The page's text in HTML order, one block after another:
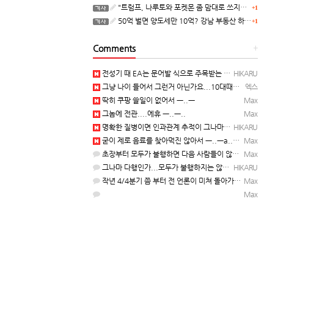
+1
"트럼프, 나루토와 포켓몬 좀 맘대로 쓰지마" 日 정부, 여러번 '공식 우려' 표명
+1
50억 벌면 양도세만 10억? 강남 부동산 하는 말이..
+
Comments
HIKARU
전성기 때 EA는 문어발 식으로 주목받는 개발 스튜디오 흡수하고, 빙신....만들어서 내다 버리는 걸로 유명…
엑스
그냥 나이 들어서 그런거 아닌가요...10대때부터 20대떄까지 관찰한거면 몰라도...
Max
딱히 쿠팡 쓸일이 없어서 ㅡ..ㅡ
Max
그놈에 전관....에휴 ㅡ..ㅡ..
HIKARU
명확한 질병이면 인과관계 추적이 그나마 가능한데... 기억력 감퇴는 상대적인 거고, 개인 편차가 심해서...…
Max
굳이 제로 음료를 찾아먹진 않아서 ㅡ..ㅡa... 근데...8년이면 그만큼 나이가 먹었단거니... 자연스런 …
Max
초장부터 모두가 불행하면 다음 사람들이 않낚이죠 ㅡ..ㅡy~
HIKARU
그나마 다행인가...모두가 불행하지는 않았으니....
Max
작년 4/4분기 쯤 부터 전 언론이 미쳐 돌아가기 시작 했었음. 그덕에 그후 몇달간은 나름 재미 본 사람들도…
Max